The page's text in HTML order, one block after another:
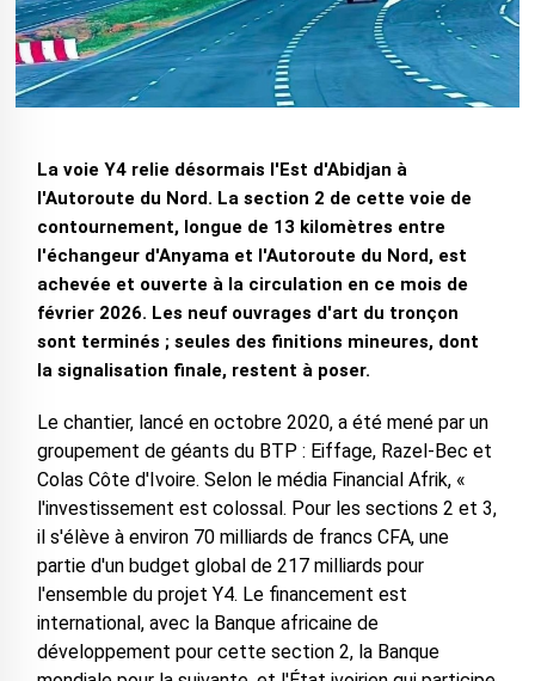
La voie Y4 relie désormais l'Est d'Abidjan à
l'Autoroute du Nord. La section 2 de cette voie de
contournement, longue de 13 kilomètres entre
l'échangeur d'Anyama et l'Autoroute du Nord, est
achevée et ouverte à la circulation en ce mois de
février 2026. Les neuf ouvrages d'art du tronçon
sont terminés ; seules des finitions mineures, dont
la signalisation finale, restent à poser.
Le chantier, lancé en octobre 2020, a été mené par un
groupement de géants du BTP : Eiffage, Razel-Bec et
Colas Côte d'Ivoire. Selon le média Financial Afrik, «
l'investissement est colossal. Pour les sections 2 et 3,
il s'élève à environ 70 milliards de francs CFA, une
partie d'un budget global de 217 milliards pour
l'ensemble du projet Y4. Le financement est
international, avec la Banque africaine de
développement pour cette section 2, la Banque